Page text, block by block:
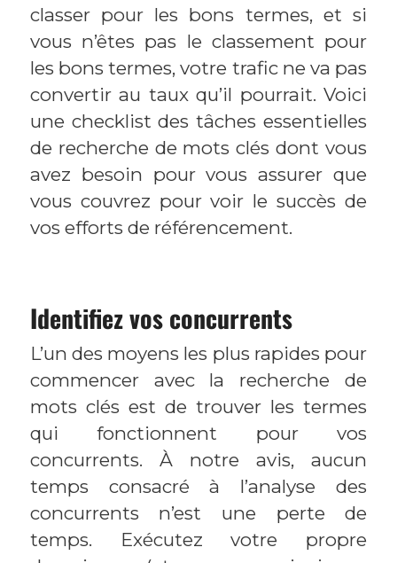
classer pour les bons termes, et si
vous n’êtes pas le classement pour
les bons termes, votre trafic ne va pas
convertir au taux qu’il pourrait. Voici
une checklist des tâches essentielles
de recherche de mots clés dont vous
avez besoin pour vous assurer que
vous couvrez pour voir le succès de
vos efforts de référencement.
Identifiez vos concurrents
L’un des moyens les plus rapides pour
commencer avec la recherche de
mots clés est de trouver les termes
qui fonctionnent pour vos
concurrents. À notre avis, aucun
temps consacré à l’analyse des
concurrents n’est une perte de
temps. Exécutez votre propre